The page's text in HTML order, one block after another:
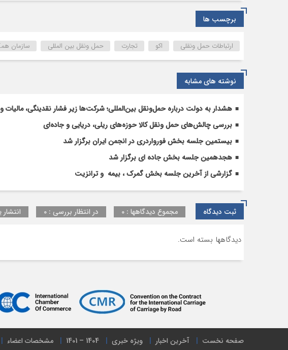
برچسب ها
ارتباطات حمل ونقلی اکو تجارت حمل ونقل بین المللی سازمان
نوشته های مشابه
هشدار به دولت درباره حمل‌ونقل بین‌المللی؛ شرکت‌ها زیر فشار نقدینگی، مالیات
بررسی چالش‌های حمل ونقل کالا حوزه‌های ریلی، دریایی و جاده‌ای
بیستمین جلسه بخش فورواردری در انجمن ایران برگزار شد
هجدهمین جلسه بخش جاده ای برگزار شد
گزارشی از آخرین جلسه بخش گمرک ، بیمه و ترانزیت
ثبت دیدگاه مجموع دیدگاهها : 0 در انتظار بررسی : 0 انتشار
دیدگاهها بسته است.
صفحه نخست آخرین اخبار ویژه خبری 1404 – 1401 مشخصات اعضاء